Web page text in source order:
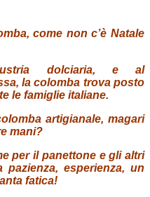
come non c’è Natale
dolciaria, e al
la colomba trova posto
le famiglie italiane.
artigianale, magari
mani?
per il panettone e gli altri
esperienza, un
fatica!